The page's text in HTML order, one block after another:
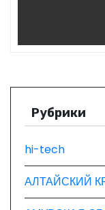
а
и
с
я
Рубрики
hi-tech
АЛТАЙСКИЙ